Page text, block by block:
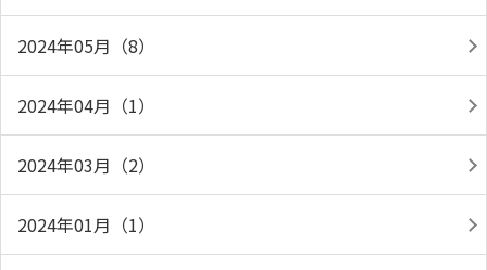
2024年05月（8）
2024年04月（1）
2024年03月（2）
2024年01月（1）